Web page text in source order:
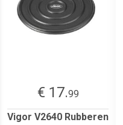
€ 17.99
Vigor V2640 Rubberen